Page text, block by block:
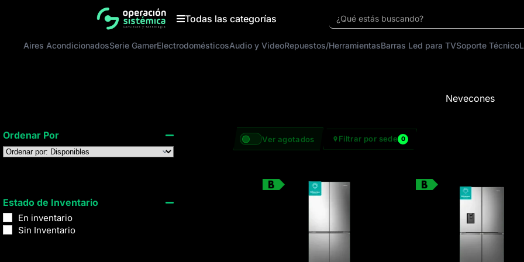
Todas las categorías ¿Qué estás buscando?
Aires AcondicionadosSerie GamerElectrodomésticosAudio y VideoRepuestos/HerramientasBarras Led para TVSoporte Técnico
Nevecones
Ver agotados Filtrar por sede 0
Ordenar Por
Sort Products
Estado de Inventario
En inventario
Sin Inventario